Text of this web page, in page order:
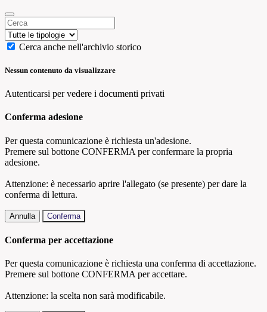
Cerca anche nell'archivio storico
Nessun contenuto da visualizzare
Autenticarsi per vedere i documenti privati
Conferma adesione
Per questa comunicazione è richiesta un'adesione.
Premere sul bottone CONFERMA per confermare la propria
adesione.
Attenzione: è necessario aprire l'allegato (se presente) per dare la
conferma di lettura.
Annulla Conferma
Conferma per accettazione
Per questa comunicazione è richiesta una conferma di accettazione.
Premere sul bottone CONFERMA per accettare.
Attenzione: la scelta non sarà modificabile.